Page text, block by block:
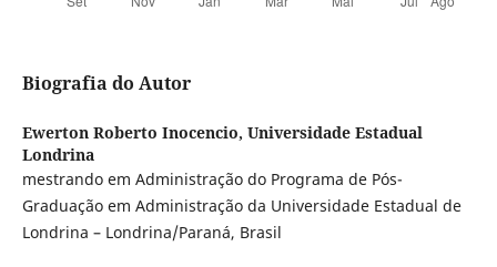
Biografia do Autor
Ewerton Roberto Inocencio, Universidade Estadual
Londrina
mestrando em Administração do Programa de Pós-
Graduação em Administração da Universidade Estadual de
Londrina – Londrina/Paraná, Brasil